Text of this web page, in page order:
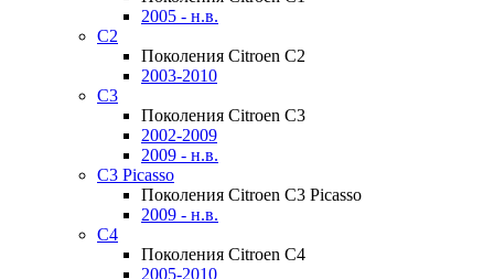
2005 - н.в.
C2
Поколения Citroen C2
2003-2010
C3
Поколения Citroen C3
2002-2009
2009 - н.в.
C3 Picasso
Поколения Citroen C3 Picasso
2009 - н.в.
C4
Поколения Citroen C4
2005-2010